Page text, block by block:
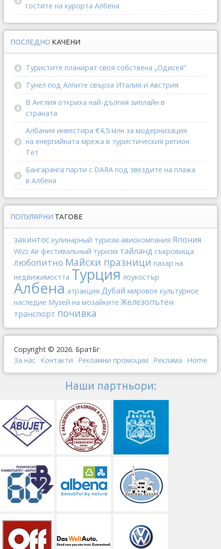
гостите на курорта Албена
ПОСЛЕДНО КАЧЕНИ
Туристите планират своя собствена „Одисея“
Тунел под Алпите свърза Италия и Австрия
В Англия откриха най-дългия зиплайн в
страната
Албания инвестира €4,5 млн за модернизация
на енергийната мрежа в туристическия регион
Тет
Бангаранга парти с DARA под звездите на плажа
в Албена
ПОПУЛЯРНИ ТАГОВЕ
закинтос кулинарный туризм авиокомпания Япония
Wizz Air фестивальный туризм тайланд съкровища
любопитно Майски празници пазар на
недвижимостта Турция лоукостър
Албена атракция Дубай мировое культурное
наследие Музей на мозайките Железопътен
транспорт почивка
Copyright © 2026. БратБг
За нас Контакти Рекламни промоции Реклама Home
Наши партньори: